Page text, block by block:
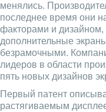
менялись.
последнее время они
факторами и дизайном,
дополнительные
безрамочными.
лидеров в области
пять новых дизайнов
Первый патент
растягиваемым